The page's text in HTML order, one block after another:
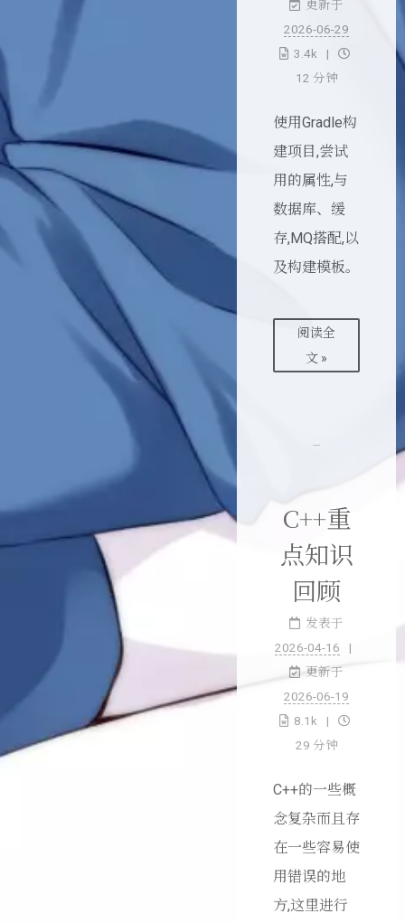
更新于
2026-06-29
3.4k
12 分钟
使用Gradle构
建项目,尝试
用的属性,与
数据库、缓
存,MQ搭配,以
及构建模板。
阅读全
文 »
C++重
点知识
回顾
发表于
2026-04-16
更新于
2026-06-19
8.1k
29 分钟
C++的一些概
念复杂而且存
在一些容易使
用错误的地
方,这里进行